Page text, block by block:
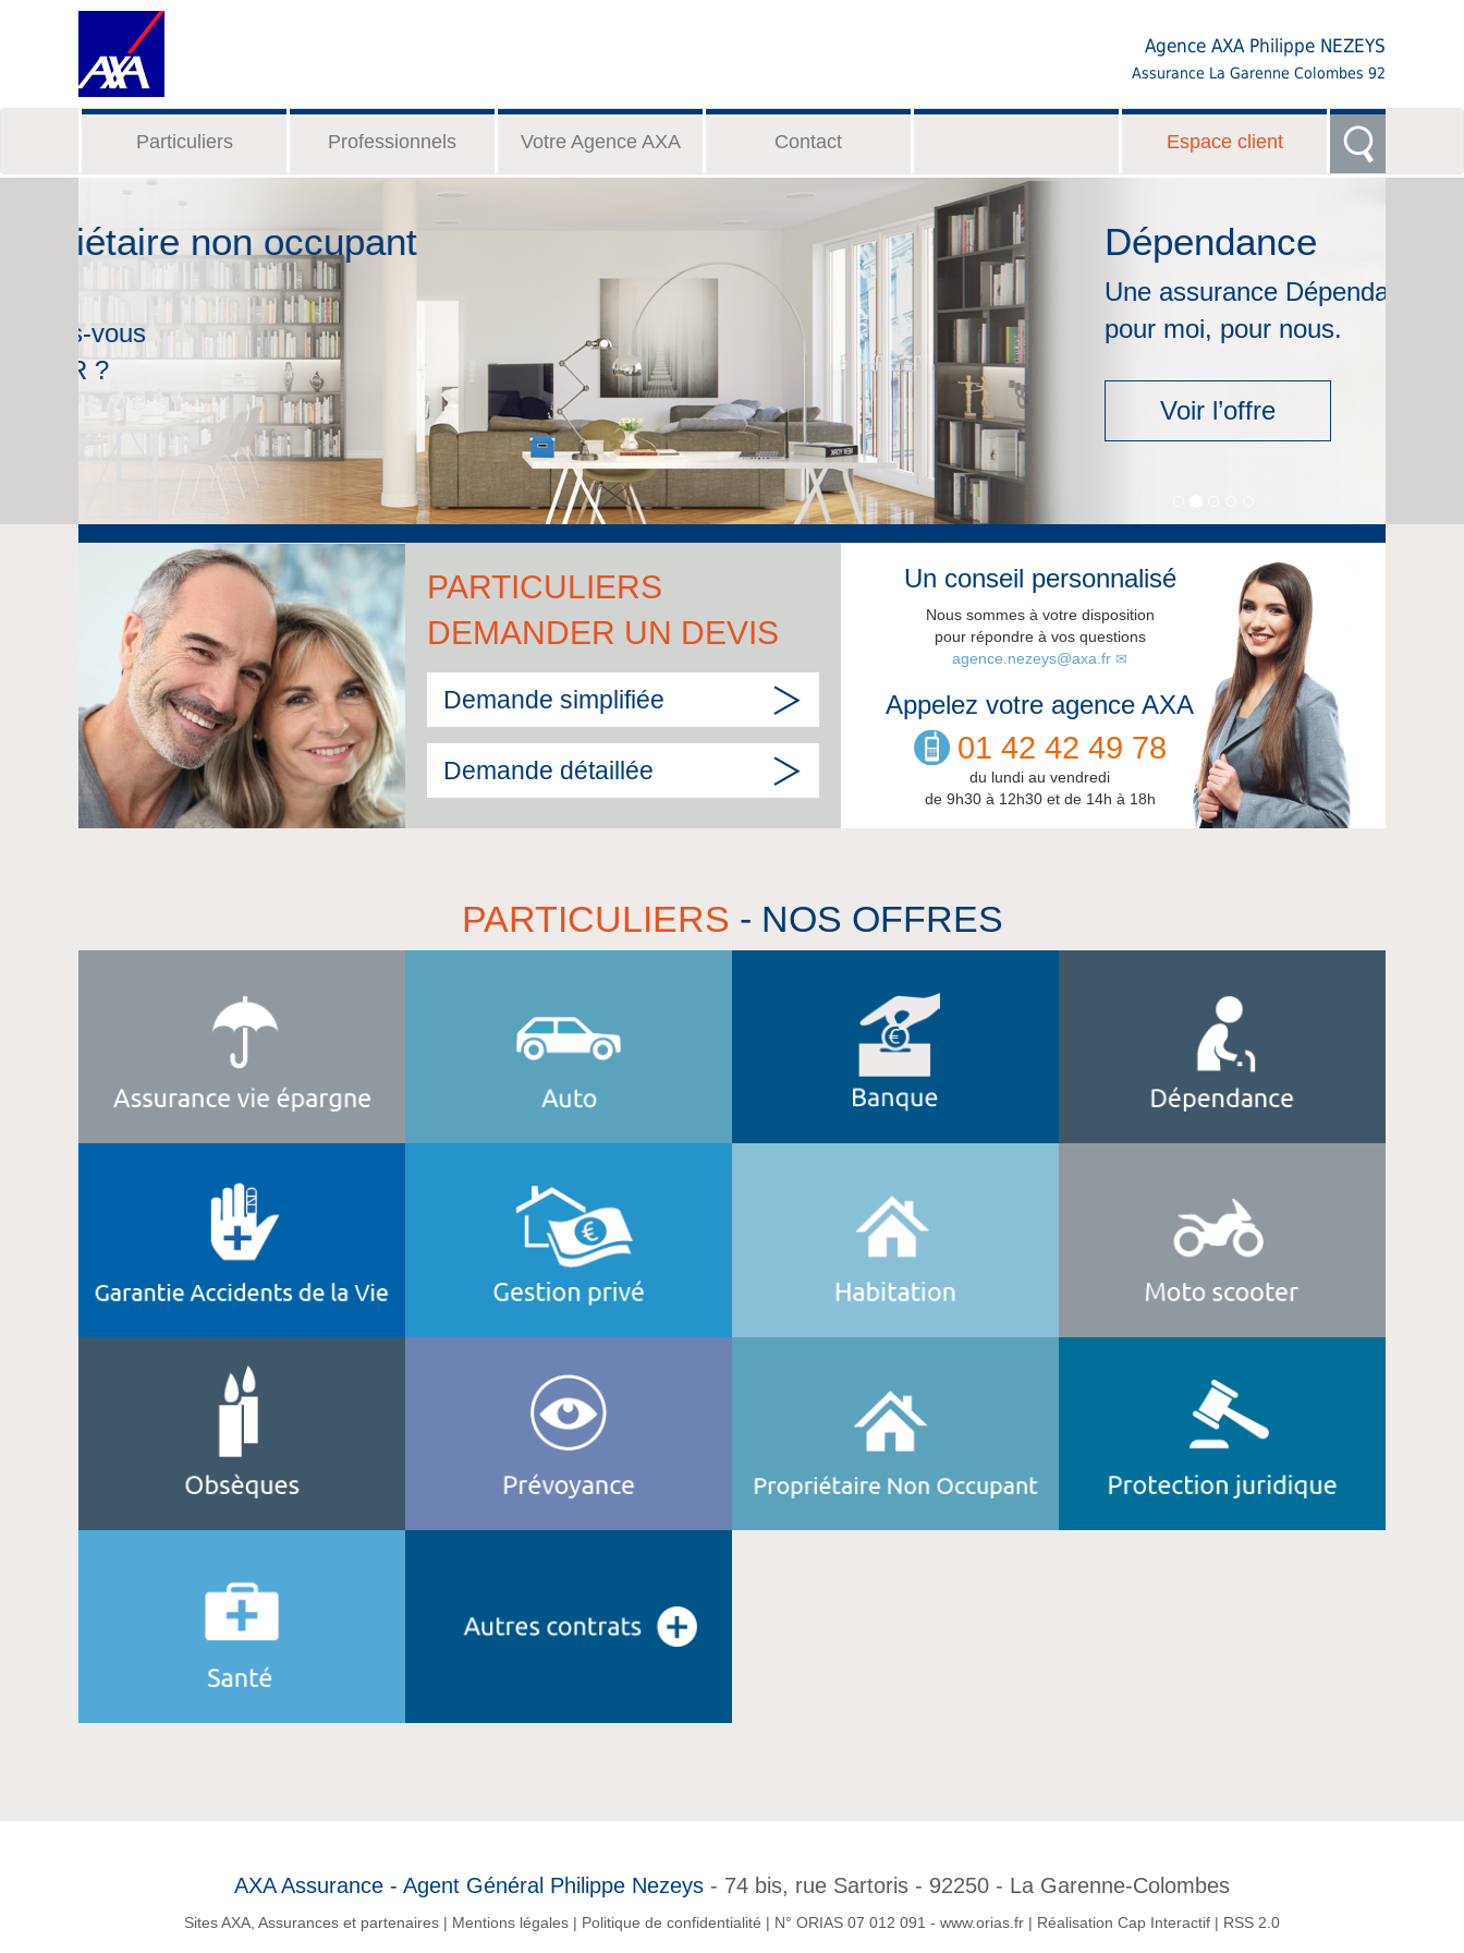
Agence AXA Philippe NEZEYS
Assurance La Garenne Colombes 92
Particuliers Professionnels Votre Agence AXA Contact Espace client
Dépendance
Une assurance Dépendance pour eux,
pour moi, pour nous.
Voir l’offre
PARTICULIERS
DEMANDER UN DEVIS
Demande simplifiée
Demande détaillée
Un conseil personnalisé
Nous sommes à votre disposition
pour répondre à vos questions
agence.nezeys@axa.fr
Appelez votre agence AXA
01 42 42 49 78
du lundi au vendredi
de 9h30 à 12h30 et de 14h à 18h
PARTICULIERS - NOS OFFRES
AXA Assurance - Agent Général Philippe Nezeys - 74 bis, rue Sartoris - 92250 - La Garenne-Colombes
Sites AXA, Assurances et partenaires | Mentions légales | Politique de confidentialité | N° ORIAS 07 012 091 - www.orias.fr | Réalisation Cap Interactif | RSS 2.0